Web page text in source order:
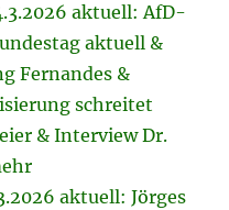
aktuell: AfD-
aktuell &
Fernandes &
schreitet
& Interview Dr.
aktuell: Jörges